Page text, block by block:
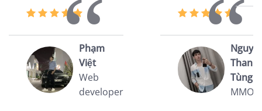
Phạm
Việt
Web
developer
Thanh
Tùng